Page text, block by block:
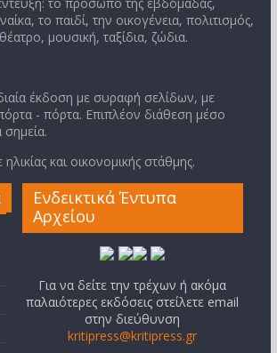
το παιδί, την οικογένεια, πολιτισμός,
μουσική, ταξίδια, ζώδια.
έκδοση με συραφή σελίδων, με
- πόρτα. Επιπλέον διάθεση μέσο
σημεία.
και οικονομικής στάθμης.
Ενδεικτικά Έντυπα
Αρχείου
Για να δείτε την τρέχων ή ακόμα
παλαιότερες εκδόσεις στείλετε email
στην διεύθυνση
kritipress@kritipress.gr